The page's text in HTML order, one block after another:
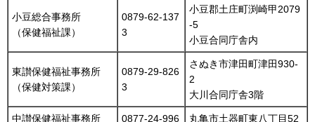
小豆総合事務所
（保健福祉課）
0879-62-137
3
小豆郡土庄町渕崎甲2079
-5
小豆合同庁舎内
東讃保健福祉事務所
（保健対策課）
0879-29-826
3
さぬき市津田町津田930-
2
大川合同庁舎3階
中讃保健福祉事務所
0877-24-996
丸亀市土器町東八丁目52